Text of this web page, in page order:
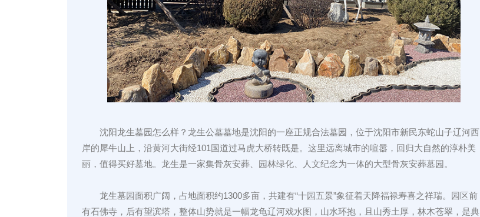
沈阳龙生墓园怎么样？龙生公墓墓地是沈阳的一座正规合法墓园，位于沈阳市新民东蛇山子辽河西
岸的犀牛山上，沿黄河大街经101国道过马虎大桥转既是。这里远离城市的喧嚣，回归大自然的淳朴美
丽，值得买好墓地。龙生是一家集骨灰安葬、园林绿化、人文纪念为一体的大型骨灰安葬墓园。
龙生墓园面积广阔，占地面积约1300多亩，共建有“十园五景”象征着天降福禄寿喜之祥瑞。园区前
有石佛寺，后有望滨塔，整体山势就是一幅龙龟辽河戏水图，山水环抱，且山秀土厚，林木苍翠，是典